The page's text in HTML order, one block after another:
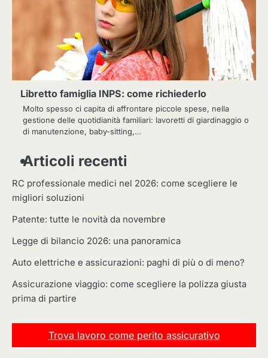
Libretto famiglia INPS: come richiederlo
Molto spesso ci capita di affrontare piccole spese, nella
gestione delle quotidianità familiari: lavoretti di giardinaggio o
di manutenzione, baby-sitting,…
Articoli recenti
RC professionale medici nel 2026: come scegliere le
migliori soluzioni
Patente: tutte le novità da novembre
Legge di bilancio 2026: una panoramica
Auto elettriche e assicurazioni: paghi di più o di meno?
Assicurazione viaggio: come scegliere la polizza giusta
prima di partire
Trova lavoro come perito assicurativo